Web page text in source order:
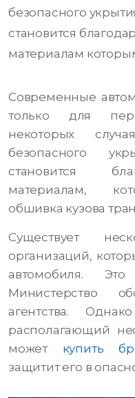
безопасного
становится
материалам
Современные
только для
некоторых
безопасного
становится
материалам,
обшивка кузова
Существует
организаций,
автомобиля.
Министерство
агентства.
располагающий
может купить
защитит его в